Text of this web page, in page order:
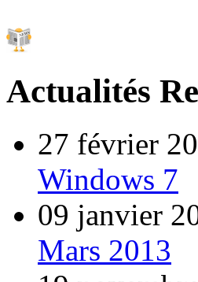
Actualités
27 février
Windows 7
09 janvier
Mars 2013